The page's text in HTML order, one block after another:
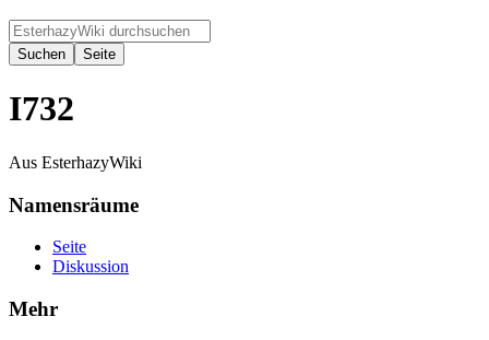
I732
Aus EsterhazyWiki
Namensräume
Seite
Diskussion
Mehr